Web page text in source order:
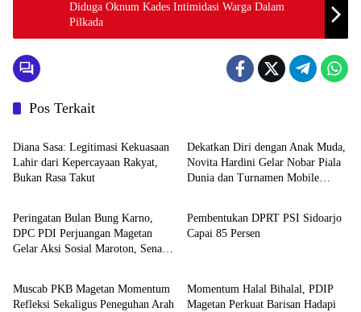
Diduga Oknum Kades Intimidasi Warga Dalam
Pilkada
Pos Terkait
Politik
Diana Sasa: Legitimasi Kekuasaan
Lahir dari Kepercayaan Rakyat,
Bukan Rasa Takut
Dekatkan Diri dengan Anak Muda,
Novita Hardini Gelar Nobar Piala
Dunia dan Turnamen Mobile
Politik
Peringatan Bulan Bung Karno,
DPC PDI Perjuangan Magetan
Gelar Aksi Sosial Maroton, Senam,
Politik
Pembentukan DPRT PSI Sidoarjo
Capai 85 Persen
Politik
Muscab PKB Magetan Momentum
Refleksi Sekaligus Peneguhan Arah
Momentum Halal Bihalal, PDIP
Magetan Perkuat Barisan Hadapi